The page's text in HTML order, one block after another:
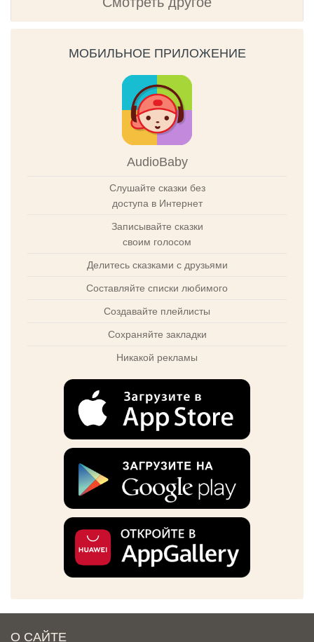
МОБИЛЬНОЕ ПРИЛОЖЕНИЕ
AudioBaby
Слушайте сказки без
доступа в Интернет
Записывайте сказки
своим голосом
Делитесь сказками с друзьями
Составляйте списки любимого
Создавайте плейлисты
Сохраняйте закладки
Никакой рекламы
О САЙТЕ